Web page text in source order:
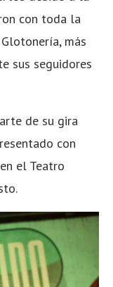
con toda la
más
sus seguidores
de su gira
con
el Teatro